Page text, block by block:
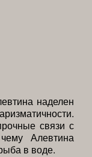
наделен
связи с
Алевтина
в воде.